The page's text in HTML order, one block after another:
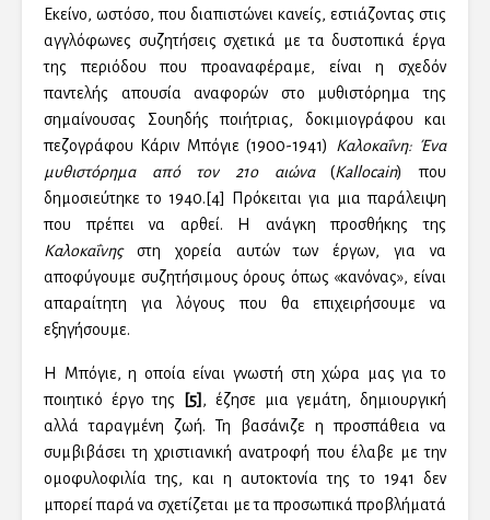
Εκείνο, ωστόσο, που διαπιστώνει κανείς, εστιάζοντας στις
αγγλόφωνες συζητήσεις σχετικά με τα δυστοπικά έργα
της περιόδου που προαναφέραμε, είναι η σχεδόν
παντελής απουσία αναφορών στο μυθιστόρημα της
σημαίνουσας Σουηδής ποιήτριας, δοκιμιογράφου και
πεζογράφου Κάριν Μπόγιε (1900-1941) Καλοκαΐνη: Ένα
μυθιστόρημα από τον 21ο αιώνα(Kallocain) που
δημοσιεύτηκε το 1940.[4] Πρόκειται για μια παράλειψη
που πρέπει να αρθεί. Η ανάγκη προσθήκης της
Καλοκαΐνηςστη χoρεία αυτών των έργων, για να
αποφύγουμε συζητήσιμους όρους όπως «κανόνας», είναι
απαραίτητη για λόγους που θα επιχειρήσουμε να
εξηγήσουμε.
Η Μπόγιε, η οποία είναι γνωστή στη χώρα μας για το
ποιητικό έργο της
[5], έζησε μια γεμάτη, δημιουργική
αλλά ταραγμένη ζωή. Τη βασάνιζε η προσπάθεια να
συμβιβάσει τη χριστιανική ανατροφή που έλαβε με την
ομοφυλοφιλία της, και η αυτοκτονία της το 1941 δεν
μπορεί παρά να σχετίζεται με τα προσωπικά προβλήματά